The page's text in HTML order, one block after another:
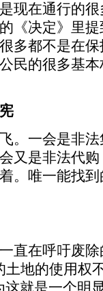
现在通行的
《决定》里
多都不是在
民的很多基
。一会是非
又是非法代
。唯一能找
直在呼吁废
土地的使用权